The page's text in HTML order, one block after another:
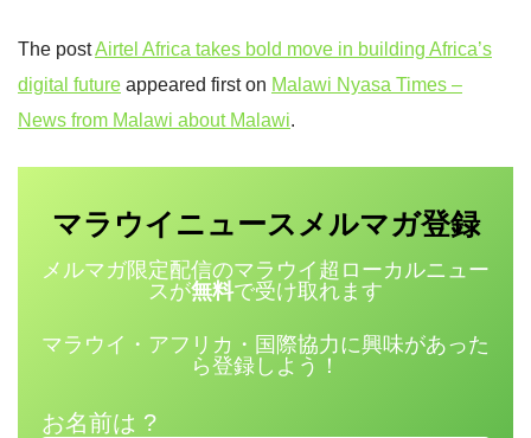
The postAirtel Africa takes bold move in building Africa’s
digital future appeared first on Malawi Nyasa Times –
News from Malawi about Malawi.
マラウイニュース メルマガ登録
メルマガ限定配信のマラウイ超ローカルニュー
スが無料で受け取れます
マラウイ・アフリカ・国際協力に興味があった
ら登録しよう！
お名前は ?